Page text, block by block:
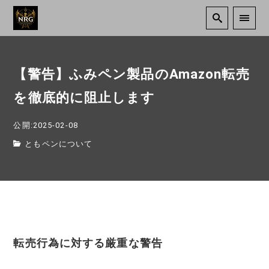
【警告】ふみペン製品のAmazon転売
を徹底的に阻止します
公開:2025-02-08
ともペンについて
転売行為に対する厳重な警告